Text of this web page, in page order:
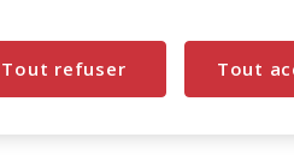
Tout refuser Tout